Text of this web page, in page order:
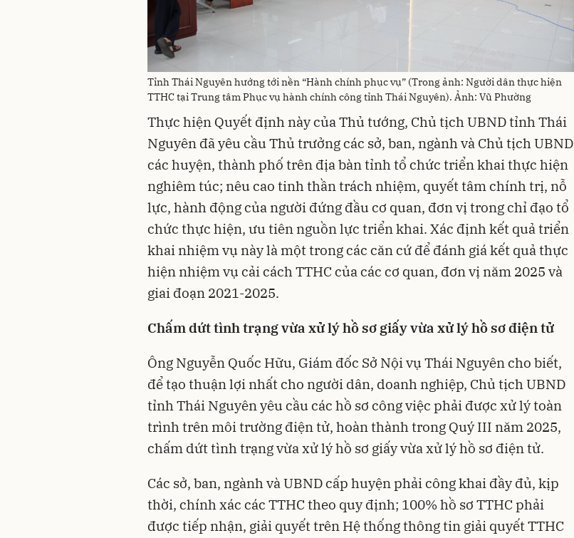
Tỉnh Thái Nguyên hướng tới nền “Hành chính phục vụ” (Trong ảnh: Người dân thực hiện
TTHC tại Trung tâm Phục vụ hành chính công tỉnh Thái Nguyên). Ảnh: Vũ Phường
Thực hiện Quyết định này của Thủ tướng, Chủ tịch UBND tỉnh Thái
Nguyên đã yêu cầu Thủ trưởng các sở, ban, ngành và Chủ tịch UBND
các huyện, thành phố trên địa bàn tỉnh tổ chức triển khai thực hiện
nghiêm túc; nêu cao tinh thần trách nhiệm, quyết tâm chính trị, nỗ
lực, hành động của người đứng đầu cơ quan, đơn vị trong chỉ đạo tổ
chức thực hiện, ưu tiên nguồn lực triển khai. Xác định kết quả triển
khai nhiệm vụ này là một trong các căn cứ để đánh giá kết quả thực
hiện nhiệm vụ cải cách TTHC của các cơ quan, đơn vị năm 2025 và
giai đoạn 2021-2025.
Chấm dứt tình trạng vừa xử lý hồ sơ giấy vừa xử lý hồ sơ điện tử
Ông Nguyễn Quốc Hữu, Giám đốc Sở Nội vụ Thái Nguyên cho biết,
để tạo thuận lợi nhất cho người dân, doanh nghiệp, Chủ tịch UBND
tỉnh Thái Nguyên yêu cầu các hồ sơ công việc phải được xử lý toàn
trình trên môi trường điện tử, hoàn thành trong Quý III năm 2025,
chấm dứt tình trạng vừa xử lý hồ sơ giấy vừa xử lý hồ sơ điện tử.
Các sở, ban, ngành và UBND cấp huyện phải công khai đầy đủ, kịp
thời, chính xác các TTHC theo quy định; 100% hồ sơ TTHC phải
được tiếp nhận, giải quyết trên Hệ thống thông tin giải quyết TTHC